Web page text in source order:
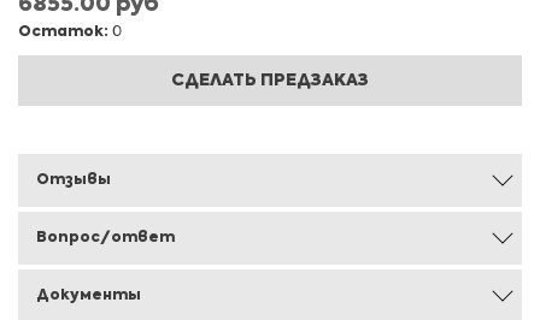
6855.00 руб
Остаток: 0
СДЕЛАТЬ ПРЕДЗАКАЗ
Отзывы
Вопрос/ответ
Документы